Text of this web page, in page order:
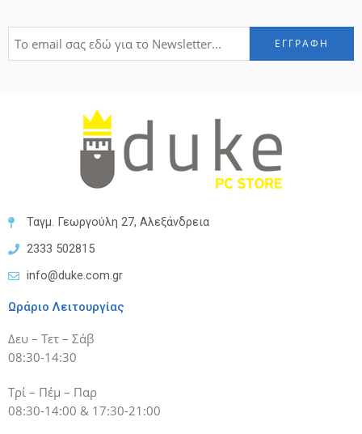
Ταγμ. Γεωργούλη 27, Αλεξάνδρεια
2333 502815
info@duke.com.gr
Ωράριο Λειτουργίας
Δευ – Τετ – Σάβ
08:30-14:30
Τρί – Πέμ – Παρ
08:30-14:00 & 17:30-21:00